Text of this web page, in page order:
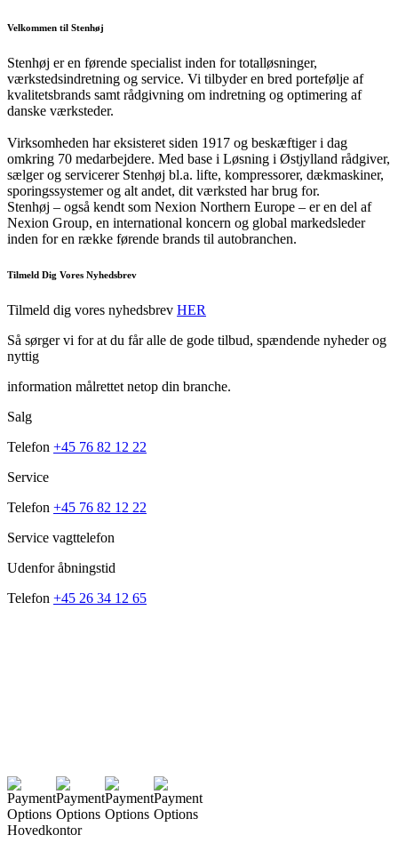
Velkommen til Stenhøj
Stenhøj er en førende specialist inden for totalløsninger,
værkstedsindretning og service. Vi tilbyder en bred portefølje af
kvalitetsbrands samt rådgivning om indretning og optimering af
danske værksteder.
Virksomheden har eksisteret siden 1917 og beskæftiger i dag
omkring 70 medarbejdere. Med base i Løsning i Østjylland rådgiver,
sælger og servicerer Stenhøj bl.a. lifte, kompressorer, dækmaskiner,
sporingssystemer og alt andet, dit værksted har brug for.
Stenhøj – også kendt som Nexion Northern Europe – er en del af
Nexion Group, en international koncern og global markedsleder
inden for en række førende brands til autobranchen.
Tilmeld Dig Vores Nyhedsbrev
Tilmeld dig vores nyhedsbrev HER
Så sørger vi for at du får alle de gode tilbud, spændende nyheder og
nyttig
information målrettet netop din branche.
Salg
Telefon +45 76 82 12 22
Service
Telefon +45 76 82 12 22
Service vagttelefon
Udenfor åbningstid
Telefon +45 26 34 12 65
Hovedkontor